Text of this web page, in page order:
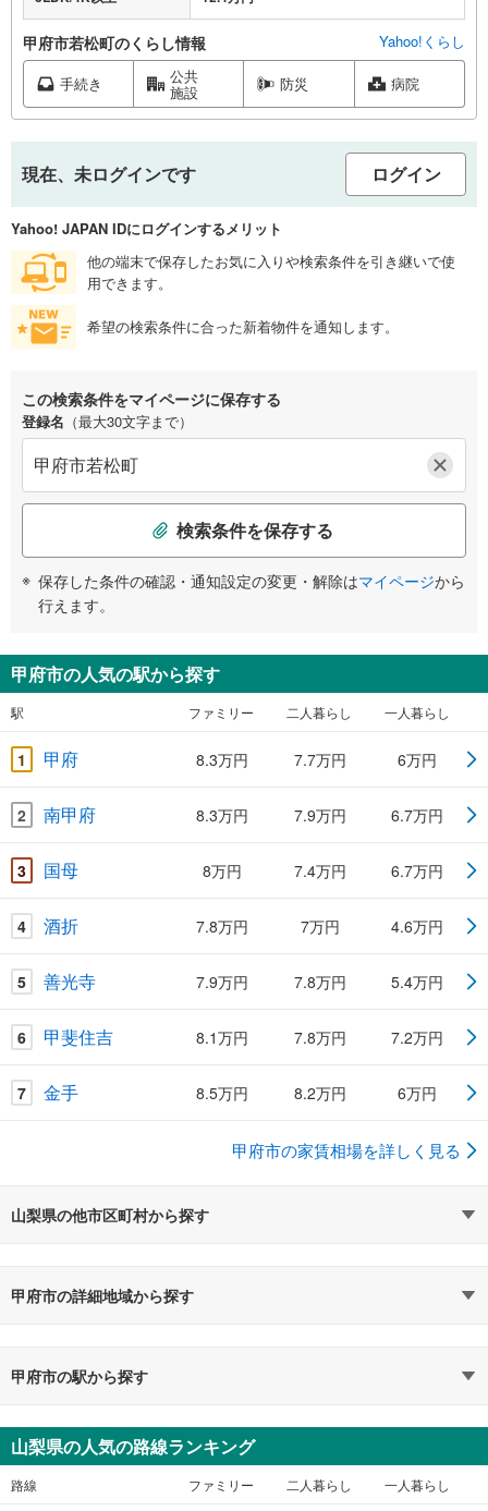
甲府市若松町のくらし情報 Yahoo!くらし
手続き 公共
施設 防災 病院
現在、未ログインです ログイン
Yahoo! JAPAN IDにログインするメリット
他の端末で保存したお気に入りや検索条件を引き継いで使
用できます。
希望の検索条件に合った新着物件を通知します。
この検索条件をマイページに保存する
登録名 （最大30文字まで）
検索条件を保存する
保存した条件の確認・通知設定の変更・解除はマイページから
行えます。
甲府市の人気の駅から探す
駅 ファミリー 二人暮らし 一人暮らし
1 甲府 8.3万円 7.7万円 6万円
2 南甲府 8.3万円 7.9万円 6.7万円
3 国母 8万円 7.4万円 6.7万円
4 酒折 7.8万円 7万円 4.6万円
5 善光寺 7.9万円 7.8万円 5.4万円
6 甲斐住吉 8.1万円 7.8万円 7.2万円
7 金手 8.5万円 8.2万円 6万円
甲府市の家賃相場を詳しく見る
山梨県の他市区町村から探す
甲府市の詳細地域から探す
甲府市の駅から探す
山梨県の人気の路線ランキング
路線 ファミリー 二人暮らし 一人暮らし